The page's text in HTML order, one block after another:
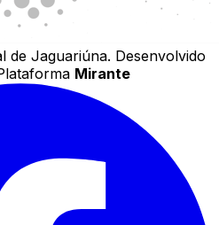
de Jaguariúna. Desenvolvido
Mirante